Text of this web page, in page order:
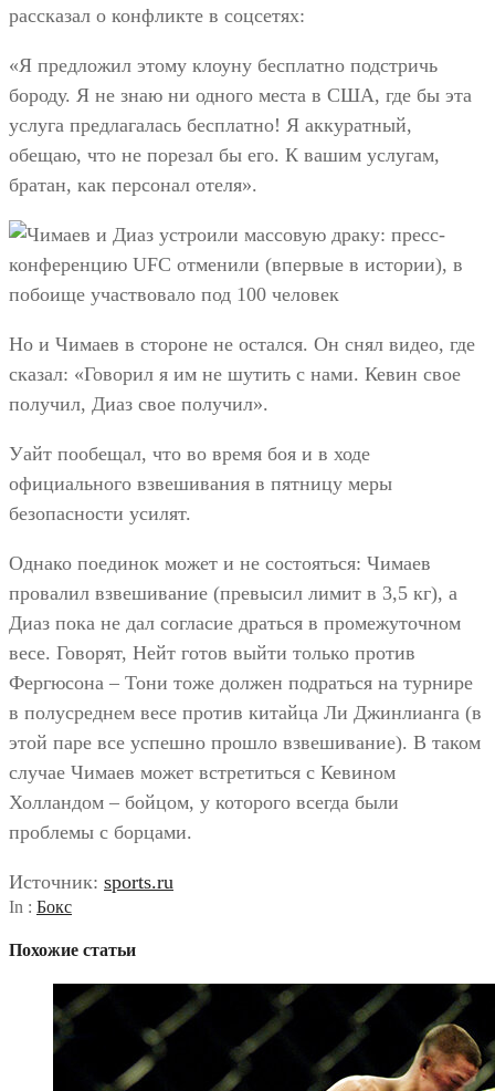
рассказал о конфликте в соцсетях:
«Я предложил этому клоуну бесплатно подстричь
бороду. Я не знаю ни одного места в США, где бы эта
услуга предлагалась бесплатно! Я аккуратный,
обещаю, что не порезал бы его. К вашим услугам,
братан, как персонал отеля».
Но и Чимаев в стороне не остался. Он снял видео, где
сказал: «Говорил я им не шутить с нами. Кевин свое
получил, Диаз свое получил».
Уайт пообещал, что во время боя и в ходе
официального взвешивания в пятницу меры
безопасности усилят.
Однако поединок может и не состояться: Чимаев
провалил взвешивание (превысил лимит в 3,5 кг), а
Диаз пока не дал согласие драться в промежуточном
весе. Говорят, Нейт готов выйти только против
Фергюсона – Тони тоже должен подраться на турнире
в полусреднем весе против китайца Ли Джинлианга (в
этой паре все успешно прошло взвешивание). В таком
случае Чимаев может встретиться с Кевином
Холландом – бойцом, у которого всегда были
проблемы с борцами.
Источник: sports.ru
In : Бокс
Похожие статьи